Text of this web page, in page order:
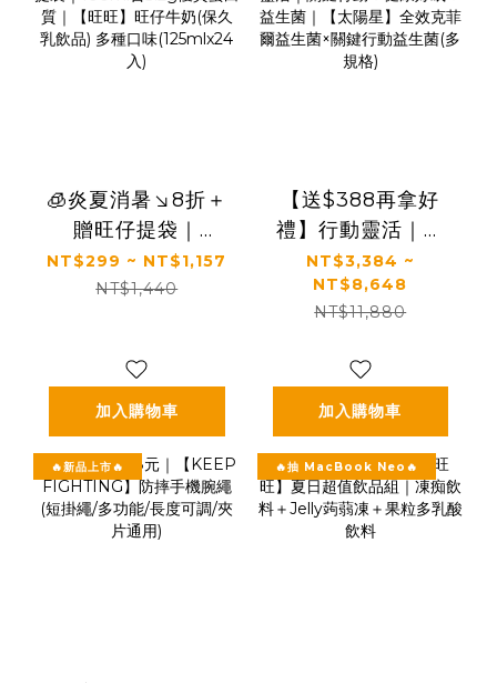
🧊炎夏消暑↘8折＋
贈旺仔提袋｜
100ml含3.2g優質
蛋白質｜【旺旺】
(125mlx24入)
NT$299 ~ NT$1,157
NT$1,440
加入購物車
【送$388再拿好
禮】行動靈活｜關
鍵行動＋健康好眠
＋益生菌｜【太陽
星】全效克菲爾益
菌(多規格)
NT$3,384 ~
NT$8,648
NT$11,880
加入購物車
🔥新品上市🔥 🔥抽 MacBook Neo🔥